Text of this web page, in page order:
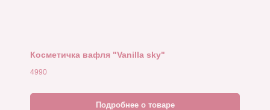
Косметичка вафля "Vanilla sky"
4990
Подробнее о товаре